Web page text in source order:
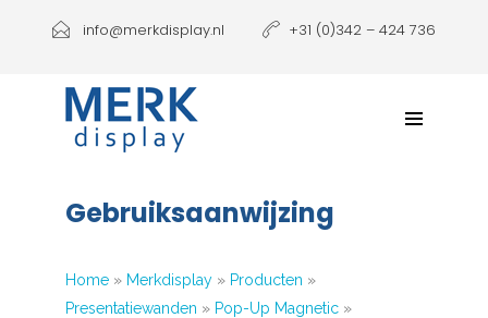
Producten
Klantbeleving
info@merkdisplay.nl +31 (0)342 – 424 736
Gebruiksaanwijzing
Home» Merkdisplay» Producten »
Presentatiewanden » Pop-Up Magnetic»